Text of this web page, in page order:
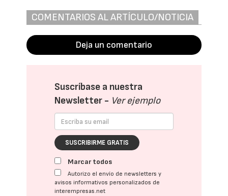
COMENTARIOS AL ARTÍCULO/NOTICIA
Deja un comentario
Suscríbase a nuestra
Newsletter - Ver ejemplo
SUSCRIBIRME GRATIS
Marcar todos
Autorizo el envío de newsletters y
avisos informativos personalizados de
interempresas.net